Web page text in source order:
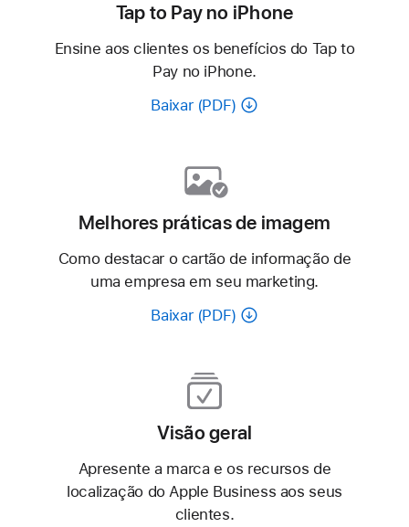
Tap to Pay no iPhone
Ensine aos clientes os benefícios do Tap to
Pay no iPhone.
Baixar (PDF)
Melhores práticas de imagem
Como destacar o cartão de informação de
uma empresa em seu marketing.
Baixar (PDF)
Visão geral
Apresente a marca e os recursos de
localização do Apple Business aos seus
clientes.